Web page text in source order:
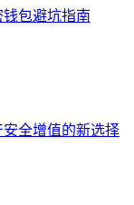
包避坑指南
全增值的新选择